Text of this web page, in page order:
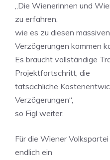
„Die Wienerinnen und
zu erfahren,
wie es zu diesen
Verzögerungen kommen
Es braucht vollständige
Projektfortschritt, die
tatsächliche
Verzögerungen“,
so Figl weiter.
Für die Wiener
endlich ein